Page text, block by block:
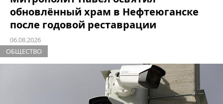
обновлённый храм в Нефтеюганске
после годовой реставрации
06.08.2026
ОБЩЕСТВО